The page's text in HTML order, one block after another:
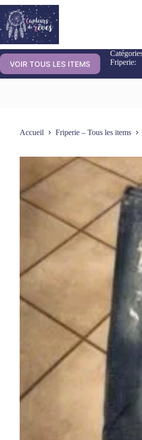
VOIR TOUS LES ITEMS
Friperie:
Accueil Friperie – Tous les items